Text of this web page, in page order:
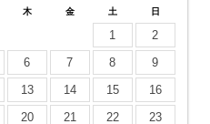
木 金 土 日
1
2
6 7 8
9
13 14 15
16
20 21 22 23